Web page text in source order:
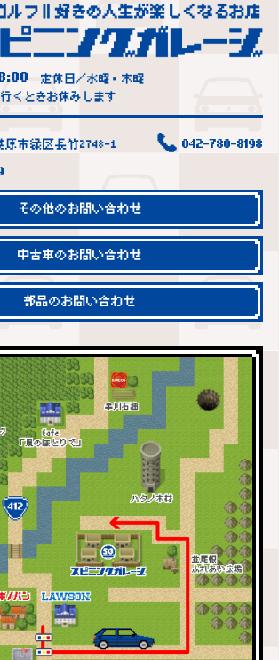
定休日／水曜・木曜
くときお休みします
原市緑区長竹2748-1 042-780-8198
その他のお問い合わせ
中古車のお問い合わせ
部品のお問い合わせ